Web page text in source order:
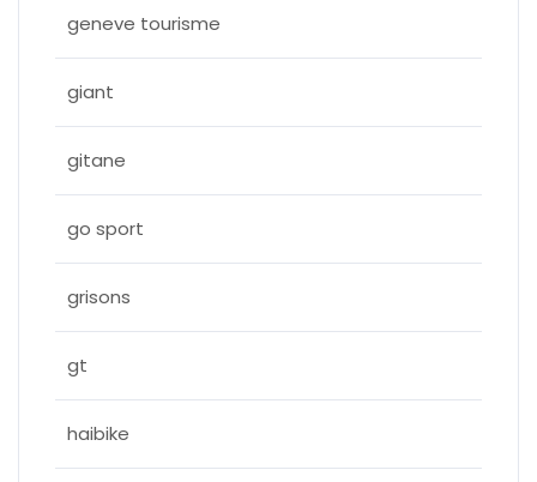
geneve tourisme
giant
gitane
go sport
grisons
gt
haibike